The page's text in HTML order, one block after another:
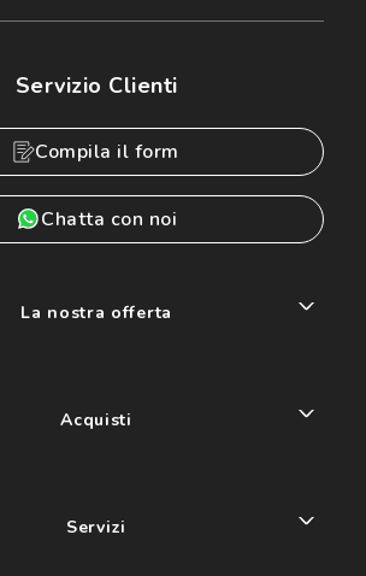
Servizio Clienti
Compila il form
Chatta con noi
La nostra offerta
Acquisti
Servizi